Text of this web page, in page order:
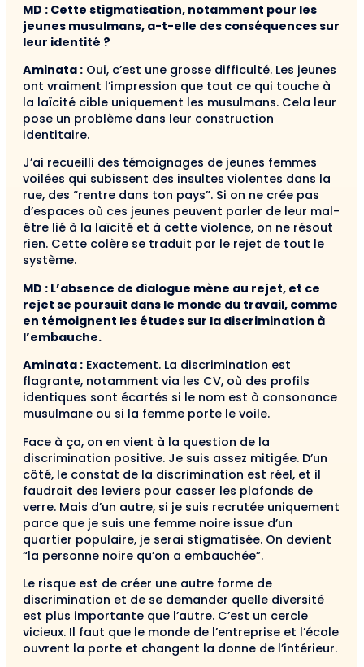
MD : Cette stigmatisation, notamment pour les
jeunes musulmans, a-t-elle des conséquences sur
leur identité ?
Aminata : Oui, c’est une grosse difficulté. Les jeunes
ont vraiment l’impression que tout ce qui touche à
la laïcité cible uniquement les musulmans. Cela leur
pose un problème dans leur construction
identitaire.
J’ai recueilli des témoignages de jeunes femmes
voilées qui subissent des insultes violentes dans la
rue, des “rentre dans ton pays”. Si on ne crée pas
d’espaces où ces jeunes peuvent parler de leur mal-
être lié à la laïcité et à cette violence, on ne résout
rien. Cette colère se traduit par le rejet de tout le
système.
MD : L’absence de dialogue mène au rejet, et ce
rejet se poursuit dans le monde du travail, comme
en témoignent les études sur la discrimination à
l’embauche.
Aminata : Exactement. La discrimination est
flagrante, notamment via les CV, où des profils
identiques sont écartés si le nom est à consonance
musulmane ou si la femme porte le voile.
Face à ça, on en vient à la question de la
discrimination positive. Je suis assez mitigée. D’un
côté, le constat de la discrimination est réel, et il
faudrait des leviers pour casser les plafonds de
verre. Mais d’un autre, si je suis recrutée uniquement
parce que je suis une femme noire issue d’un
quartier populaire, je serai stigmatisée. On devient
“la personne noire qu’on a embauchée”.
Le risque est de créer une autre forme de
discrimination et de se demander quelle diversité
est plus importante que l’autre. C’est un cercle
vicieux. Il faut que le monde de l’entreprise et l’école
ouvrent la porte et changent la donne de l’intérieur.